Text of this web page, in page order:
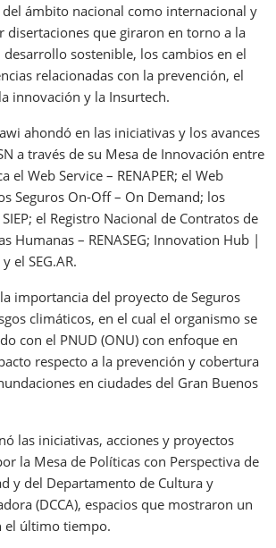
ámbito nacional como internacional y
disertaciones que giraron en torno a la
sostenible, los cambios en el
relacionadas con la prevención, el
innovación y la Insurtech.
ahondó en las iniciativas y los avances
a través de su Mesa de Innovación entre
el Web Service – RENAPER; el Web
Seguros On-Off – On Demand; los
el Registro Nacional de Contratos de
Humanas – RENASEG; Innovation Hub |
el SEG.AR.
importancia del proyecto de Seguros
climáticos, en el cual el organismo se
con el PNUD (ONU) con enfoque en
respecto a la prevención y cobertura
en ciudades del Gran Buenos
las iniciativas, acciones y proyectos
la Mesa de Políticas con Perspectiva de
y del Departamento de Cultura y
(DCCA), espacios que mostraron un
el último tiempo.